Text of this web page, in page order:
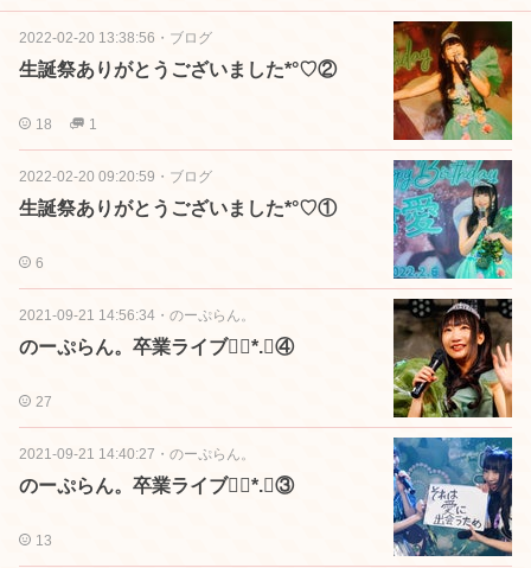
2022-02-20 13:38:56 ・ ブログ
生誕祭ありがとうございました*°♡②
18 1
2022-02-20 09:20:59 ・ ブログ
生誕祭ありがとうございました*°♡①
6
2021-09-21 14:56:34 ・ のーぷらん。
のーぷらん。卒業ライブ❁⃘*.ﾟ④
27
2021-09-21 14:40:27 ・ のーぷらん。
のーぷらん。卒業ライブ❁⃘*.ﾟ③
13